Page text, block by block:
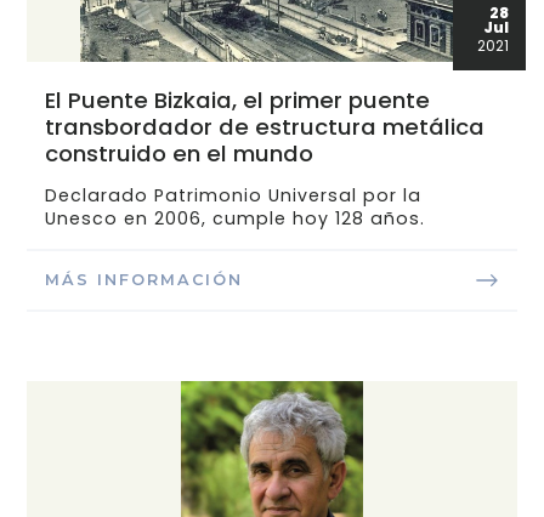
28
Jul
2021
El Puente Bizkaia, el primer puente
transbordador de estructura metálica
construido en el mundo
Declarado Patrimonio Universal por la
Unesco en 2006, cumple hoy 128 años.
MÁS INFORMACIÓN